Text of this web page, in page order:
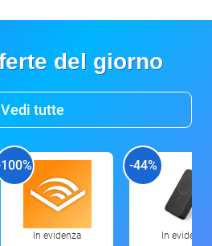
del giorno
Vedi tutte
In evidenza
-44%
In evidenza